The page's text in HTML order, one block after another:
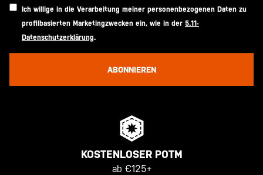
Ich willige in die Verarbeitung meiner personenbezogenen Daten zu
profilbasierten Marketingzwecken ein, wie in der 5.11-
Datenschutzerklärung.
ABONNIEREN
KOSTENLOSER POTM
ab €125+